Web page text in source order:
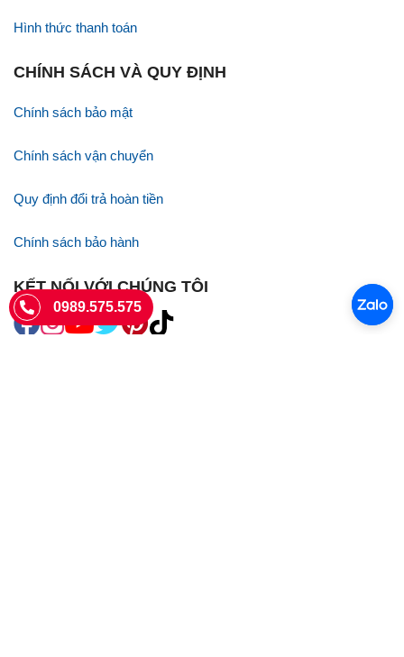
Hình thức thanh toán
CHÍNH SÁCH VÀ QUY ĐỊNH
Chính sách bảo mật
Chính sách vận chuyển
Quy định đổi trả hoàn tiền
Chính sách bảo hành
KẾT NỐI VỚI CHÚNG TÔI
0989.575.575